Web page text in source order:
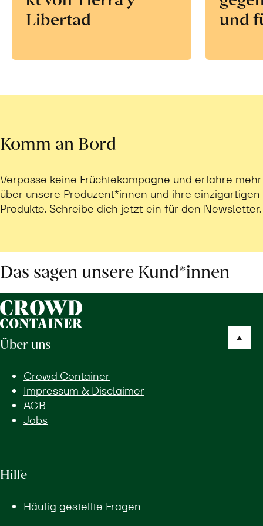
Libertad
und
Komm an Bord
Verpasse keine Früchtekampagne und erfahre mehr
über unsere Produzent*innen und ihre einzigartigen
Produkte. Schreibe dich jetzt ein für den Newsletter.
Das sagen unsere Kund*innen
Über uns
Crowd Container
Impressum & Disclaimer
AGB
Jobs
Hilfe
Häufig gestellte Fragen